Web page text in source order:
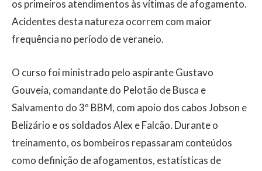
os primeiros atendimentos às vítimas de afogamento.
Acidentes desta natureza ocorrem com maior
frequência no período de veraneio.
O curso foi ministrado pelo aspirante Gustavo
Gouveia, comandante do Pelotão de Busca e
Salvamento do 3º BBM, com apoio dos cabos Jobson e
Belizário e os soldados Alex e Falcão. Durante o
treinamento, os bombeiros repassaram conteúdos
como definição de afogamentos, estatísticas de